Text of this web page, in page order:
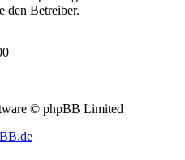
den Betreiber.
© phpBB Limited